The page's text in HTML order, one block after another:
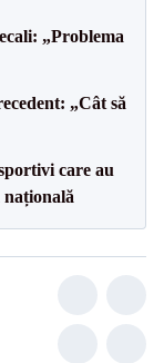
„Problema
„Cât să
care au